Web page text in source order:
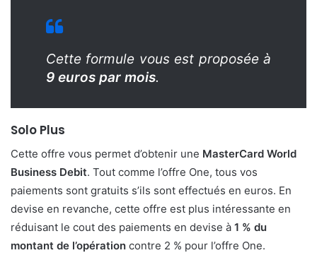
Cette formule vous est proposée à
9 euros par mois.
Solo Plus
Cette offre vous permet d’obtenir une MasterCard World
Business Debit. Tout comme l’offre One, tous vos
paiements sont gratuits s’ils sont effectués en euros. En
devise en revanche, cette offre est plus intéressante en
réduisant le cout des paiements en devise à 1 % du
montant de l’opération contre 2 % pour l’offre One.